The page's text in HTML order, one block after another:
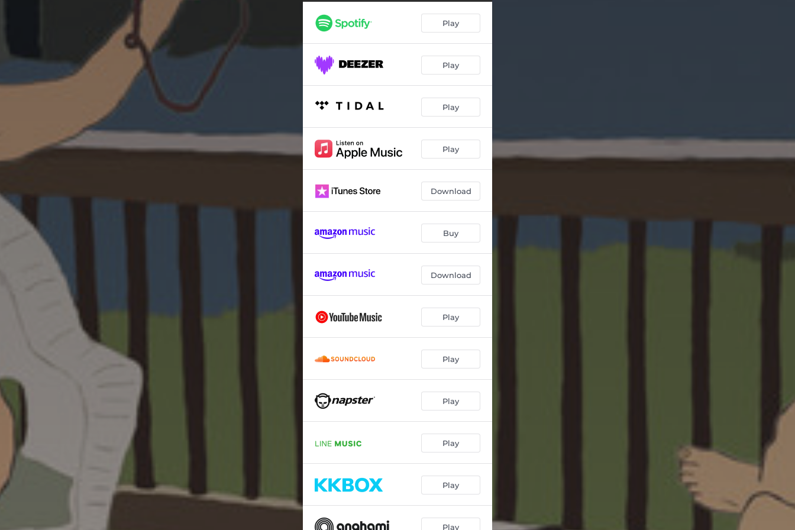
Garten
Papierkram 02:23
03:19
04:34
Berlin könnt ihr haben 03:42
Geht's mir gut 04:12
Tanz und Gesang 02:58
Raumpilot 02:06
Die Nackten Schnarchen 03:50
Play
Play
Play
Play
Download
Buy
Download
Play
Play
Play
Play
Play
Play